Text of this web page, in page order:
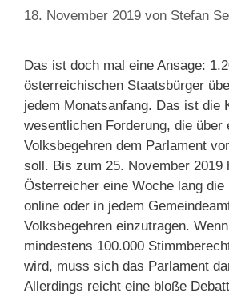
18. November 2019 von Stefan
Das ist doch mal eine Ansage:
österreichischen Staatsbürger
jedem Monatsanfang. Das ist die
wesentlichen Forderung, die über
Volksbegehren dem Parlament
soll. Bis zum 25. November 2019
Österreicher eine Woche lang
online oder in jedem
Volksbegehren einzutragen.
mindestens 100.000
wird, muss sich das Parlament
Allerdings reicht eine bloße